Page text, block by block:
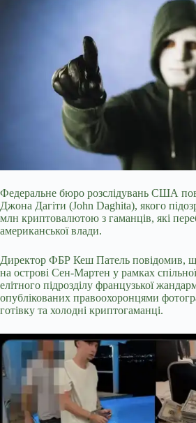
Федеральне бюро розслідувань США
Джона Дагіти (John Daghita), якого
млн криптовалютою з гаманців, які
американської влади.
Директор ФБР Кеш Патель повідомив,
на острові Сен-Мартен у рамках
елітного підрозділу французької
опублікованих правоохоронцями
готівку та холодні криптогаманці.